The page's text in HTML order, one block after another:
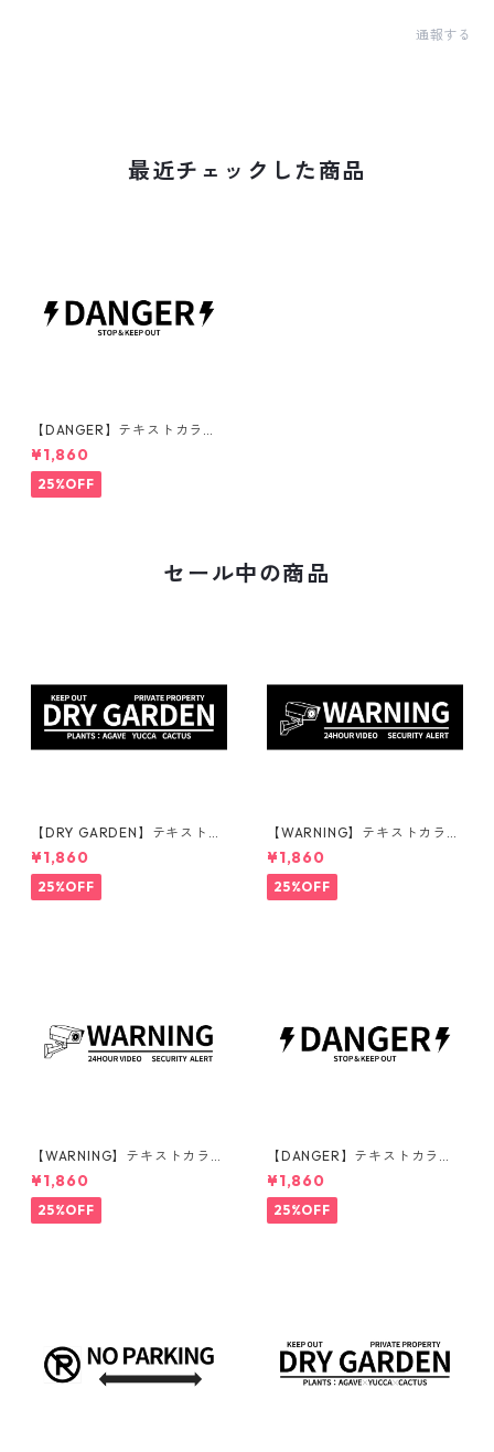
通報する
最近チェックした商品
【DANGER】テキストカラ
ー：黒 | ステッカー | ドライガ
ーデン | アガベ | 看板 | サイン
プレート | 危険 | 立ち入り禁止
| 庭 | 外構
¥1,860
25%OFF
セール中の商品
【DRY GARDEN】テキストカ
ラー：白 | ステッカー | ドライ
ガーデン | アガベ | 看板 | サイ
ンプレート | 庭 | 外構
¥1,860
25%OFF
【WARNING】テキストカラ
ー：白 | ステッカー | ドライガ
ーデン | アガベ | 看板 | サイン
プレート | 監視カメラ | 庭 | 外
構
¥1,860
25%OFF
【WARNING】テキストカラ
ー：黒 | ステッカー | ドライガ
ーデン | アガベ | 看板 | サイン
プレート | 監視カメラ | 庭 | 外
構
¥1,860
25%OFF
【DANGER】テキストカラ
ー：黒 | ステッカー | ドライガ
ーデン | アガベ | 看板 | サイン
プレート | 危険 | 立ち入り禁止
| 庭 | 外構
¥1,860
25%OFF